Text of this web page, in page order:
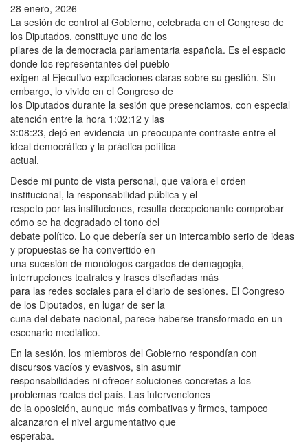
28 enero, 2026
La sesión de control al Gobierno, celebrada en el Congreso de
los Diputados, constituye uno de los
pilares de la democracia parlamentaria española. Es el espacio
donde los representantes del pueblo
exigen al Ejecutivo explicaciones claras sobre su gestión. Sin
embargo, lo vivido en el Congreso de
los Diputados durante la sesión que presenciamos, con especial
atención entre la hora 1:02:12 y las
3:08:23, dejó en evidencia un preocupante contraste entre el
ideal democrático y la práctica política
actual.
Desde mi punto de vista personal, que valora el orden
institucional, la responsabilidad pública y el
respeto por las instituciones, resulta decepcionante comprobar
cómo se ha degradado el tono del
debate político. Lo que debería ser un intercambio serio de ideas
y propuestas se ha convertido en
una sucesión de monólogos cargados de demagogia,
interrupciones teatrales y frases diseñadas más
para las redes sociales para el diario de sesiones. El Congreso
de los Diputados, en lugar de ser la
cuna del debate nacional, parece haberse transformado en un
escenario mediático.
En la sesión, los miembros del Gobierno respondían con
discursos vacíos y evasivos, sin asumir
responsabilidades ni ofrecer soluciones concretas a los
problemas reales del país. Las intervenciones
de la oposición, aunque más combativas y firmes, tampoco
alcanzaron el nivel argumentativo que
esperaba.